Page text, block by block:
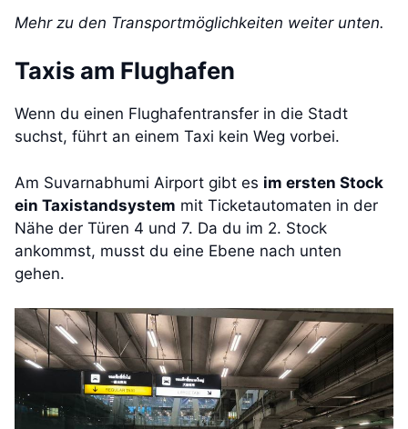
Mehr zu den Transportmöglichkeiten weiter unten.
Taxis am Flughafen
Wenn du einen Flughafentransfer in die Stadt
suchst, führt an einem Taxi kein Weg vorbei.
Am Suvarnabhumi Airport gibt es im ersten Stock
ein Taxistandsystem mit Ticketautomaten in der
Nähe der Türen 4 und 7. Da du im 2. Stock
ankommst, musst du eine Ebene nach unten
gehen.